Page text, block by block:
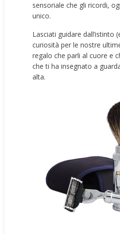
sensoriale che gli ricordi,
unico.
Lasciati guidare dall’istinto
curiosità per le nostre
regalo che parli al cuore e
che ti ha insegnato a
alta.